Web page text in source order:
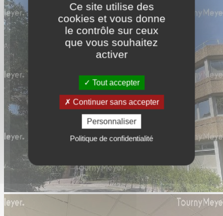
Ce site utilise des
cookies et vous donne
le contrôle sur ceux
que vous souhaitez
activer
Tout accepter
Continuer sans accepter
Personnaliser
Politique de confidentialité